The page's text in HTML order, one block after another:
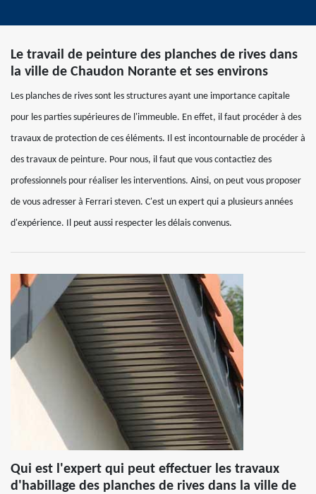
Le travail de peinture des planches de rives dans
la ville de Chaudon Norante et ses environs
Les planches de rives sont les structures ayant une importance capitale
pour les parties supérieures de l'immeuble. En effet, il faut procéder à des
travaux de protection de ces éléments. Il est incontournable de procéder à
des travaux de peinture. Pour nous, il faut que vous contactiez des
professionnels pour réaliser les interventions. Ainsi, on peut vous proposer
de vous adresser à Ferrari steven. C'est un expert qui a plusieurs années
d'expérience. Il peut aussi respecter les délais convenus.
Qui est l'expert qui peut effectuer les travaux
d'habillage des planches de rives dans la ville de